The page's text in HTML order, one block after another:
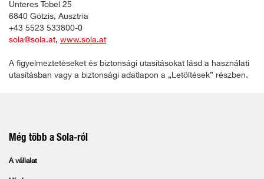
Unteres Tobel 25
6840 Götzis, Ausztria
+43 5523 533800-0
sola@sola.at, www.sola.at
A figyelmeztetéseket és biztonsági utasításokat lásd a használati
utasításban vagy a biztonsági adatlapon a „Letöltések” részben.
Még több a Sola-ról
A vállalat